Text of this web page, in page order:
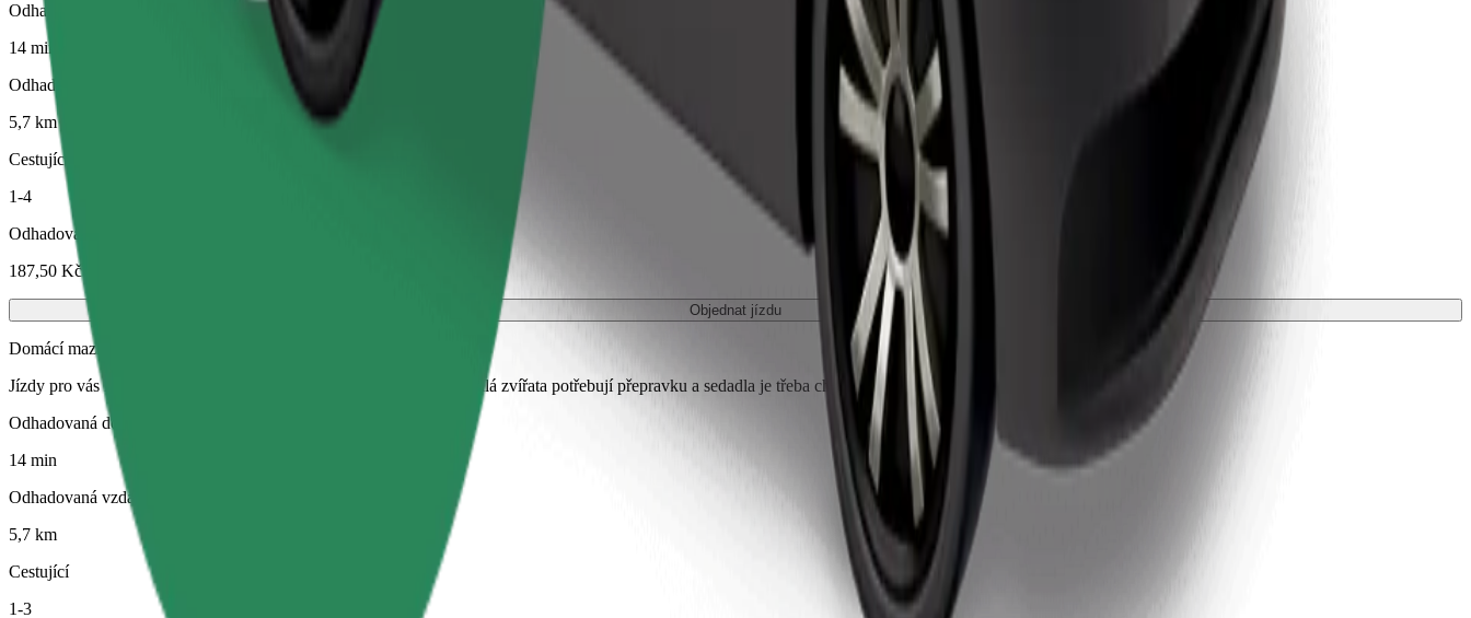
Odhadovaná doba jízdy
14 min
Odhadovaná vzdálenost
5,7 km
Cestující
1-4
Odhadovaná cena
187,50 Kč
Objednat jízdu
Domácí mazlíčci
Jízdy pro vás i vašeho domácího mazlíčka. Psi musí mít náhubek, malá zvířata potřebují přepravku a sedadla je třeba chránit dekou nebo podložkou.
Odhadovaná doba jízdy
14 min
Odhadovaná vzdálenost
5,7 km
Cestující
1-3